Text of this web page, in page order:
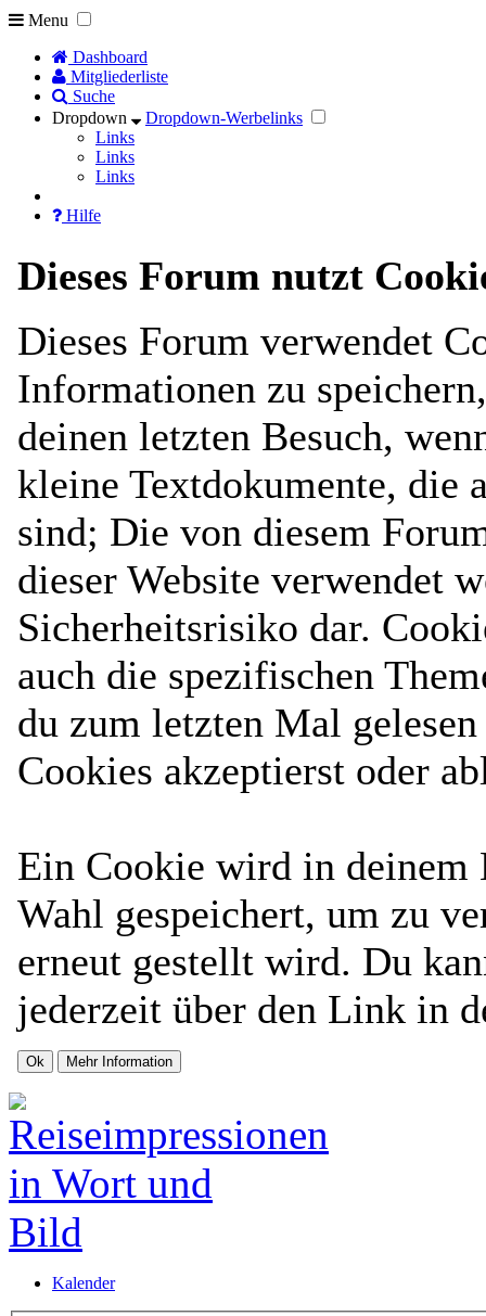
Menu
Dashboard
Mitgliederliste
Suche
Dropdown
Dropdown-Werbelinks
Links
Links
Links
Hilfe
Dieses Forum nutzt
Dieses Forum verwendet
Informationen zu
deinen letzten Besuch,
kleine Textdokumente, die
sind; Die von diesem
dieser Website verwendet
Sicherheitsrisiko dar.
auch die spezifischen
du zum letzten Mal
Cookies akzeptierst oder
Ein Cookie wird in deinem
Wahl gespeichert, um zu
erneut gestellt wird. Du
jederzeit über den Link in
Kalender